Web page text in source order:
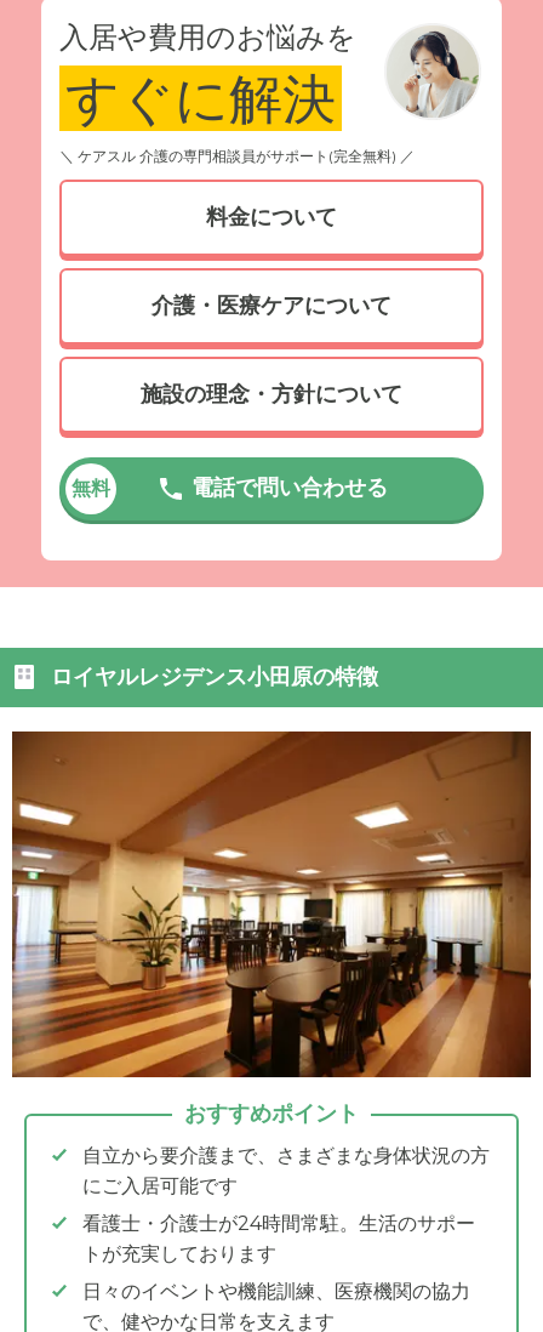
入居や費用のお悩みを
すぐに解決
＼ ケアスル 介護の専門相談員がサポート(完全無料) ／
料金について
介護・医療ケアについて
施設の理念・方針について
無料 電話で問い合わせる
ロイヤルレジデンス小田原の特徴
おすすめポイント
自立から要介護まで、さまざまな身体状況の方
にご入居可能です
看護士・介護士が24時間常駐。生活のサポー
トが充実しております
日々のイベントや機能訓練、医療機関の協力
で、健やかな日常を支えます